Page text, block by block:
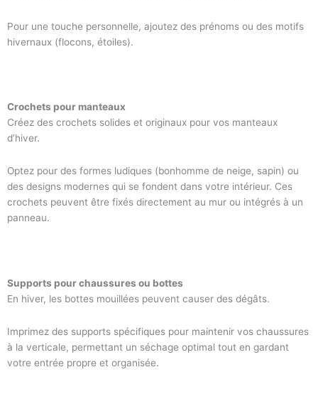
Pour une touche personnelle, ajoutez des prénoms ou des motifs
hivernaux (flocons, étoiles).
Crochets pour manteaux
Créez des crochets solides et originaux pour vos manteaux
d’hiver.
Optez pour des formes ludiques (bonhomme de neige, sapin) ou
des designs modernes qui se fondent dans votre intérieur. Ces
crochets peuvent être fixés directement au mur ou intégrés à un
panneau.
Supports pour chaussures ou bottes
En hiver, les bottes mouillées peuvent causer des dégâts.
Imprimez des supports spécifiques pour maintenir vos chaussures
à la verticale, permettant un séchage optimal tout en gardant
votre entrée propre et organisée.